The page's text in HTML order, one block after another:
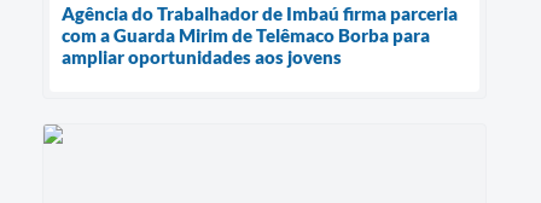
Agência do Trabalhador de Imbaú firma parceria
com a Guarda Mirim de Telêmaco Borba para
ampliar oportunidades aos jovens